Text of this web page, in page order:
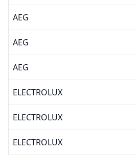
AEG
AEG
AEG
ELECTROLUX
ELECTROLUX
ELECTROLUX